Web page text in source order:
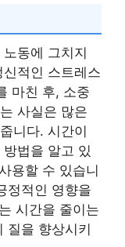
동에 그치지
적인 스트레스
마친 후, 소중
사실은 많은
니다. 시간이
법을 알고 있
용할 수 있습니
정적인 영향을
시간을 줄이는
질을 향상시키